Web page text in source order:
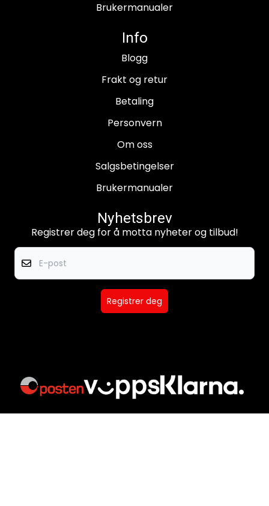
Brukermanualer
Info
Blogg
Frakt og retur
Betaling
Personvern
Om oss
Salgsbetingelser
Brukermanualer
Nyhetsbrev
Registrer deg for å motta nyheter og tilbud!
Registrer deg